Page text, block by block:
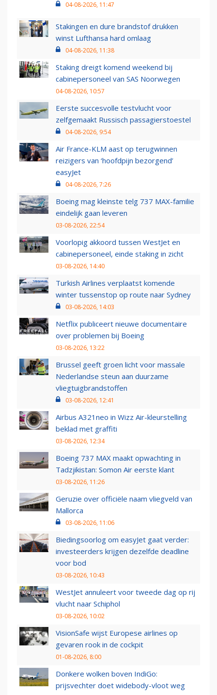
04-08-2026, 11:47
Stakingen en dure brandstof drukken
winst Lufthansa hard omlaag
04-08-2026, 11:38
Staking dreigt komend weekend bij
cabinepersoneel van SAS Noorwegen
04-08-2026, 10:57
Eerste succesvolle testvlucht voor
zelfgemaakt Russisch passagierstoestel
04-08-2026, 9:54
Air France-KLM aast op terugwinnen
reizigers van ‘hoofdpijn bezorgend’
easyJet
04-08-2026, 7:26
Boeing mag kleinste telg 737 MAX-familie
eindelijk gaan leveren
03-08-2026, 22:54
Voorlopig akkoord tussen WestJet en
cabinepersoneel, einde staking in zicht
03-08-2026, 14:40
Turkish Airlines verplaatst komende
winter tussenstop op route naar Sydney
03-08-2026, 14:03
Netflix publiceert nieuwe documentaire
over problemen bij Boeing
03-08-2026, 13:22
Brussel geeft groen licht voor massale
Nederlandse steun aan duurzame
vliegtuigbrandstoffen
03-08-2026, 12:41
Airbus A321neo in Wizz Air-kleurstelling
beklad met graffiti
03-08-2026, 12:34
Boeing 737 MAX maakt opwachting in
Tadzjikistan: Somon Air eerste klant
03-08-2026, 11:26
Geruzie over officiële naam vliegveld van
Mallorca
03-08-2026, 11:06
Biedingsoorlog om easyJet gaat verder:
investeerders krijgen dezelfde deadline
voor bod
03-08-2026, 10:43
WestJet annuleert voor tweede dag op rij
vlucht naar Schiphol
03-08-2026, 10:02
VisionSafe wijst Europese airlines op
gevaren rook in de cockpit
01-08-2026, 8:00
Donkere wolken boven IndiGo:
prijsvechter doet widebody-vloot weg